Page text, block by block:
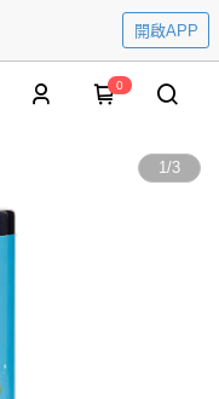
開啟APP
0
1/3